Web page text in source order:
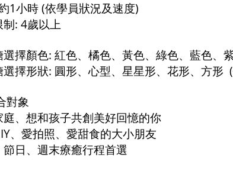
1小時 (依學員狀況及速度)
: 4歲以上
選擇顏色: 紅色、橘色、黃色、綠色、藍色、
選擇形狀: 圓形、心型、星星形、花形、方形 (
對象
庭、想和孩子共創美好回憶的你
、愛拍照、愛甜食的大小朋友
節日、週末療癒行程首選